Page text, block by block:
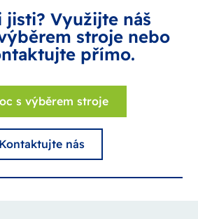
jisti? Využijte náš
stroje nebo
přímo.
s výběrem stroje
Kontaktujte nás